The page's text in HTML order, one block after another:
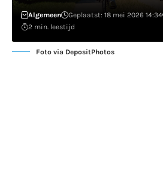
Algemeen Geplaatst: 18 mei 2026 14:34
2 min. leestijd
Foto via DepositPhotos